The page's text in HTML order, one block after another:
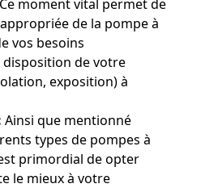
Ce moment vital permet de
de la pompe à
vos besoins
de votre
exposition) à
Ainsi que mentionné
types de pompes à
primordial de opter
le mieux à votre